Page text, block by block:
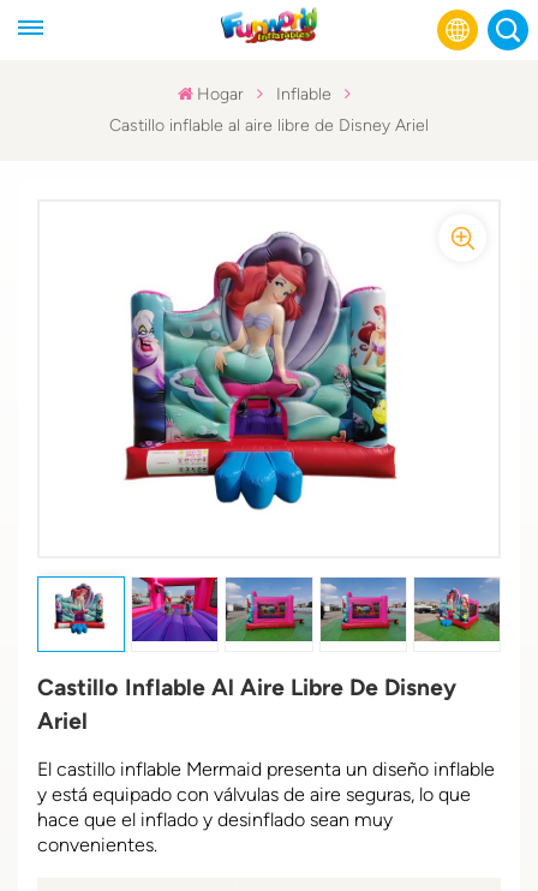
Español
عربي
Hogar
Inflable
Castillo inflable al aire libre de Disney Ariel
Castillo Inflable Al Aire Libre De Disney
Ariel
El castillo inflable Mermaid presenta un diseño inflable
y está equipado con válvulas de aire seguras, lo que
hace que el inflado y desinflado sean muy
convenientes.